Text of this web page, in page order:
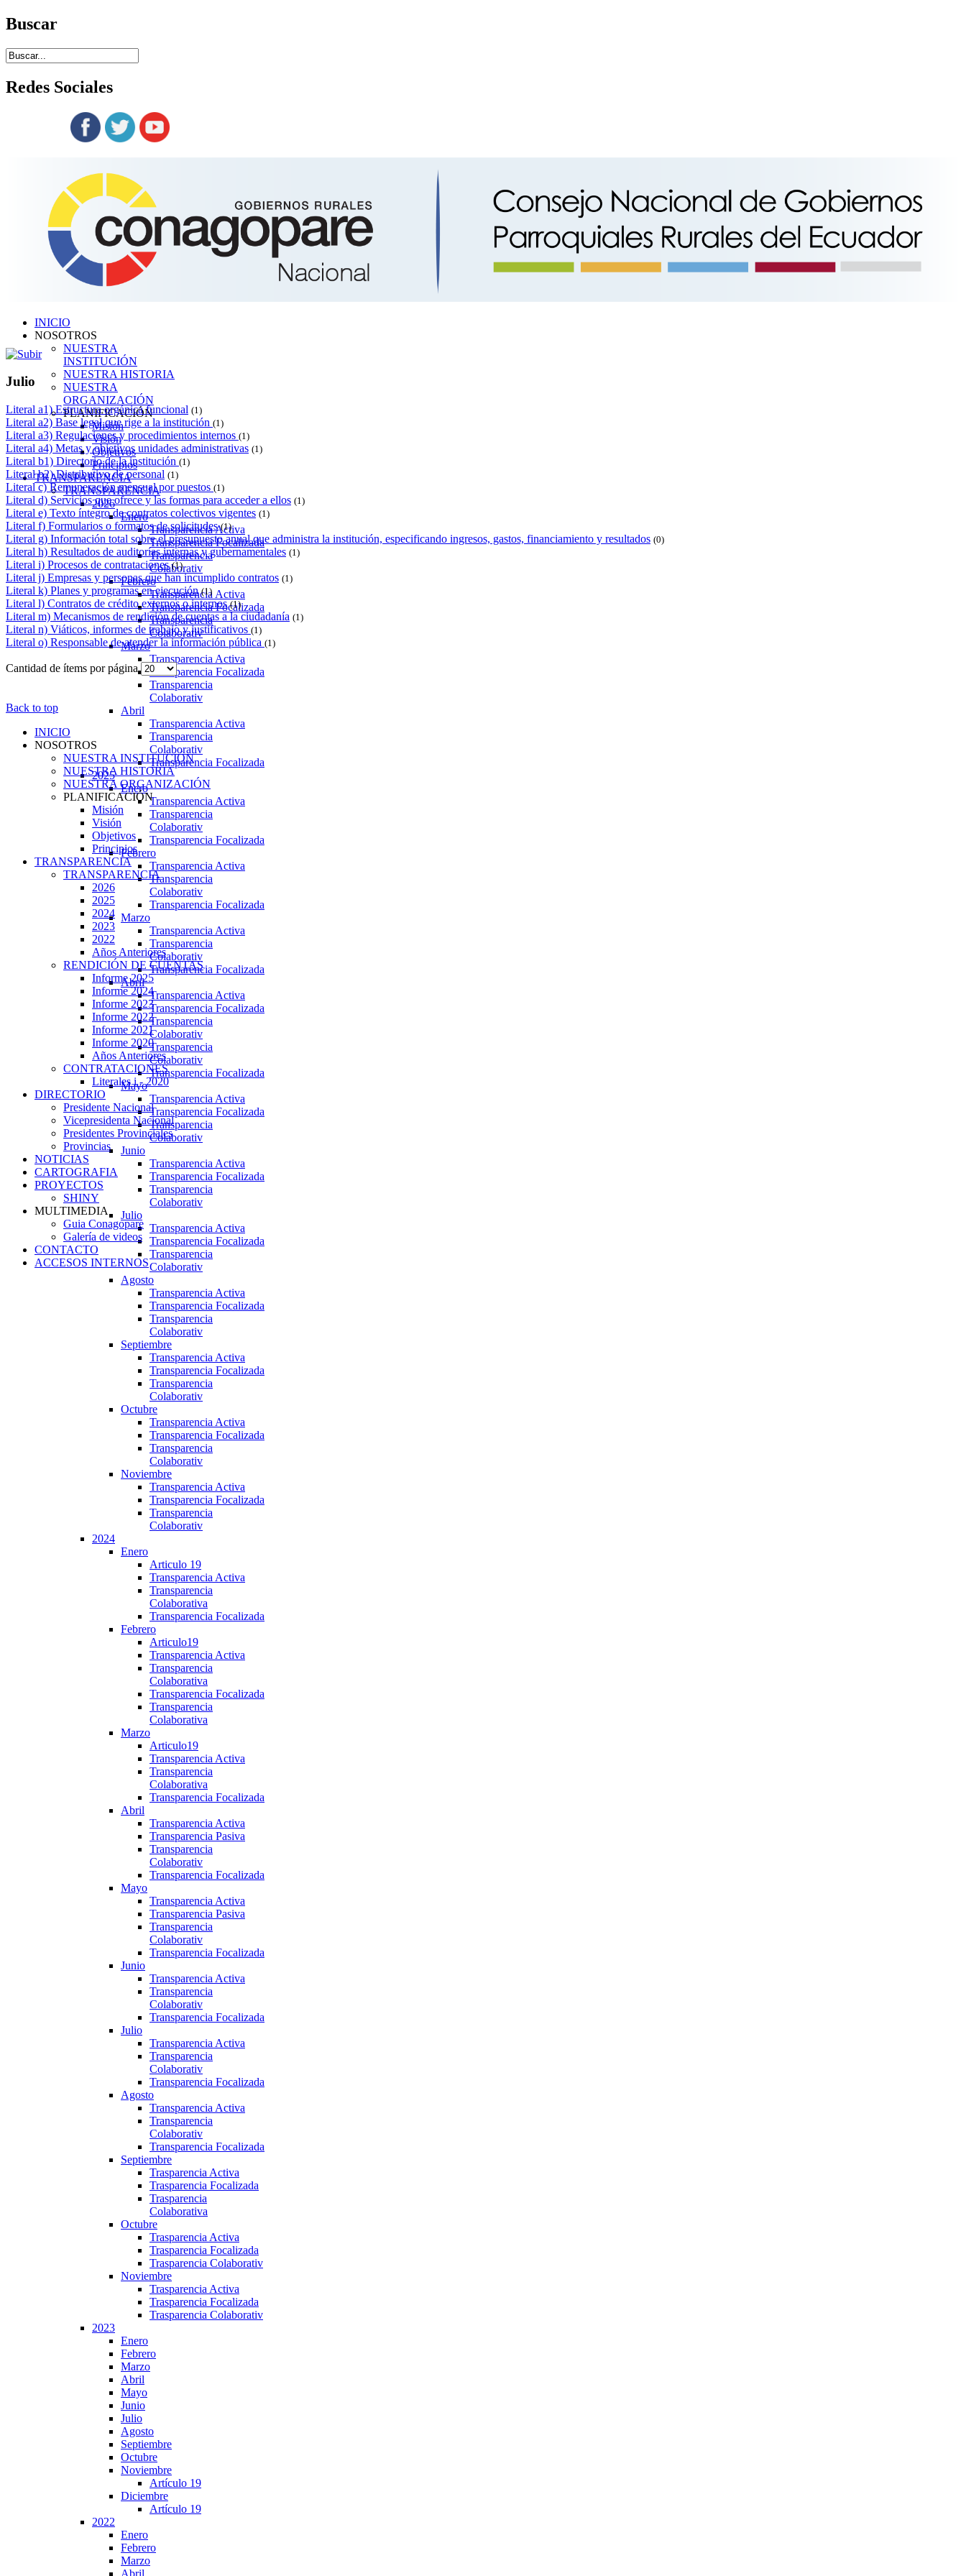
Buscar
Redes Sociales
INICIO
NOSOTROS
NUESTRA
INSTITUCIÓN
NUESTRA HISTORIA
NUESTRA
ORGANIZACIÓN
PLANIFICACIÓN
Misión
Visión
Objetivos
Principios
TRANSPARENCIA
TRANSPARENCIA
2026
Enero
Transparencia Activa
Transparencia Focalizada
Transparencia
Colaborativ
Febrero
Transparencia Activa
Transparencia Focalizada
Transparencia
Colaborativ
Marzo
Transparencia Activa
Transparencia Focalizada
Transparencia
Colaborativ
Abril
Transparencia Activa
Transparencia
Colaborativ
Transparencia Focalizada
2025
Enero
Transparencia Activa
Transparencia
Colaborativ
Transparencia Focalizada
Febrero
Transparencia Activa
Transparencia
Colaborativ
Transparencia Focalizada
Marzo
Transparencia Activa
Transparencia
Colaborativ
Transparencia Focalizada
Abril
Transparencia Activa
Transparencia Focalizada
Transparencia
Colaborativ
Transparencia
Colaborativ
Transparencia Focalizada
Mayo
Transparencia Activa
Transparencia Focalizada
Transparencia
Colaborativ
Junio
Transparencia Activa
Transparencia Focalizada
Transparencia
Colaborativ
Julio
Transparencia Activa
Transparencia Focalizada
Transparencia
Colaborativ
Agosto
Transparencia Activa
Transparencia Focalizada
Transparencia
Colaborativ
Septiembre
Transparencia Activa
Transparencia Focalizada
Transparencia
Colaborativ
Octubre
Transparencia Activa
Transparencia Focalizada
Transparencia
Colaborativ
Noviembre
Transparencia Activa
Transparencia Focalizada
Transparencia
Colaborativ
2024
Enero
Articulo 19
Transparencia Activa
Transparencia
Colaborativa
Transparencia Focalizada
Febrero
Articulo19
Transparencia Activa
Transparencia
Colaborativa
Transparencia Focalizada
Transparencia
Colaborativa
Marzo
Articulo19
Transparencia Activa
Transparencia
Colaborativa
Transparencia Focalizada
Abril
Transparencia Activa
Transparencia Pasiva
Transparencia
Colaborativ
Transparencia Focalizada
Mayo
Transparencia Activa
Transparencia Pasiva
Transparencia
Colaborativ
Transparencia Focalizada
Junio
Transparencia Activa
Transparencia
Colaborativ
Transparencia Focalizada
Julio
Transparencia Activa
Transparencia
Colaborativ
Transparencia Focalizada
Agosto
Transparencia Activa
Transparencia
Colaborativ
Transparencia Focalizada
Septiembre
Trasparencia Activa
Trasparencia Focalizada
Trasparencia
Colaborativa
Octubre
Trasparencia Activa
Trasparencia Focalizada
Trasparencia Colaborativ
Noviembre
Trasparencia Activa
Trasparencia Focalizada
Trasparencia Colaborativ
2023
Enero
Febrero
Marzo
Abril
Mayo
Junio
Julio
Agosto
Septiembre
Octubre
Noviembre
Artículo 19
Diciembre
Artículo 19
2022
Enero
Febrero
Marzo
Abril
Julio
Literal a1) Estructura orgánica funcional (1)
Literal a2) Base legal que rige a la institución (1)
Literal a3) Regulaciones y procedimientos internos (1)
Literal a4) Metas y objetivos unidades administrativas (1)
Literal b1) Directorio de la institución (1)
Literal b2) Distributivo de personal (1)
Literal c) Remuneración mensual por puestos (1)
Literal d) Servicios que ofrece y las formas para acceder a ellos (1)
Literal e) Texto íntegro de contratos colectivos vigentes (1)
Literal f) Formularios o formatos de solicitudes (1)
Literal g) Información total sobre el presupuesto anual que administra la institución, especificando ingresos, gastos, financiamiento y resultados (0)
Literal h) Resultados de auditorías internas y gubernamentales (1)
Literal i) Procesos de contrataciones (1)
Literal j) Empresas y personas que han incumplido contratos (1)
Literal k) Planes y programas en ejecución (1)
Literal l) Contratos de crédito externos o internos (1)
Literal m) Mecanismos de rendición de cuentas a la ciudadanía (1)
Literal n) Viáticos, informes de trabajo y justificativos (1)
Literal o) Responsable de atender la información pública (1)
Cantidad de ítems por página
Back to top
INICIO
NOSOTROS
NUESTRA INSTITUCIÓN
NUESTRA HISTORIA
NUESTRA ORGANIZACIÓN
PLANIFICACIÓN
Misión
Visión
Objetivos
Principios
TRANSPARENCIA
TRANSPARENCIA
2026
2025
2024
2023
2022
Años Anteriores
RENDICIÓN DE CUENTAS
Informe 2025
Informe 2024
Informe 2023
Informe 2022
Informe 2021
Informe 2020
Años Anteriores
CONTRATACIONES
Literales i - 2020
DIRECTORIO
Presidente Nacional
Vicepresidenta Nacional
Presidentes Provinciales
Provincias
NOTICIAS
CARTOGRAFIA
PROYECTOS
SHINY
MULTIMEDIA
Guia Conagopare
Galería de videos
CONTACTO
ACCESOS INTERNOS